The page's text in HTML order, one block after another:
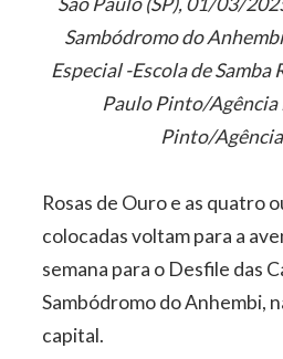
Sambódromo do
Especial -Escola de Samba
Paulo Pinto/Agência
Pinto/
Rosas de Ouro e as quatro
colocadas voltam para a
semana para o Desfile das
Sambódromo do Anhembi,
capital.